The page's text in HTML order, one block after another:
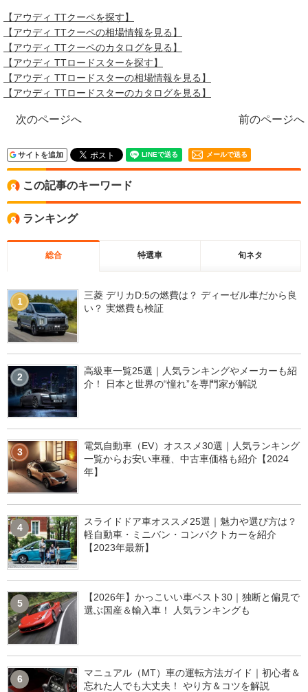
【アウディ TTクーペを探す】
【アウディ TTクーペの相場情報を見る】
【アウディ TTクーペのカタログを見る】
【アウディ TTロードスターを探す】
【アウディ TTロードスターの相場情報を見る】
【アウディ TTロードスターのカタログを見る】
次のページへ 前のページへ
サイトを追加 メールで送る
この記事のキーワード
ランキング
総合 特選車 旬ネタ
1
三菱 デリカD:5の燃費は？ ディーゼル車だから良
い？ 実燃費も検証
2
高級車一覧25選｜人気ランキングやメーカーも紹
介！ 日本と世界の“憧れ”を専門家が解説
3
電気自動車（EV）オススメ30選｜人気ランキング
一覧からお安い車種、中古車価格も紹介【2024
年】
4
スライドドア車オススメ25選｜魅力や選び方は？
軽自動車・ミニバン・コンパクトカーを紹介
【2023年最新】
5
【2026年】かっこいい車ベスト30｜独断と偏見で
選ぶ国産＆輸入車！ 人気ランキングも
6
マニュアル（MT）車の運転方法ガイド｜初心者＆
忘れた人でも大丈夫！ やり方＆コツを解説